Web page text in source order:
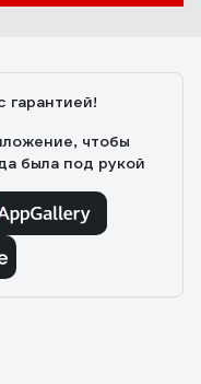
гарантией!
чтобы
была под рукой